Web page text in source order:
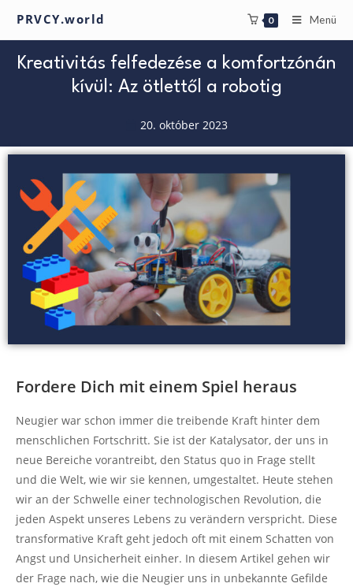
PRVCY.world 0 Menü
Kreativitás felfedezése a komfortzónán
kívül: Az ötlettől a robotig
20. október 2023
Fordere Dich mit einem Spiel heraus
Neugier war schon immer die treibende Kraft hinter dem
menschlichen Fortschritt. Sie ist der Katalysator, der uns in
neue Bereiche vorantreibt, den Status quo in Frage stellt
und die Welt, wie wir sie kennen, umgestaltet. Heute stehen
wir an der Schwelle einer technologischen Revolution, die
jeden Aspekt unseres Lebens zu verändern verspricht. Diese
transformative Kraft geht jedoch oft mit einem Schatten von
Angst und Unsicherheit einher. In diesem Artikel gehen wir
der Frage nach, wie die Neugier uns in unbekannte Gefilde